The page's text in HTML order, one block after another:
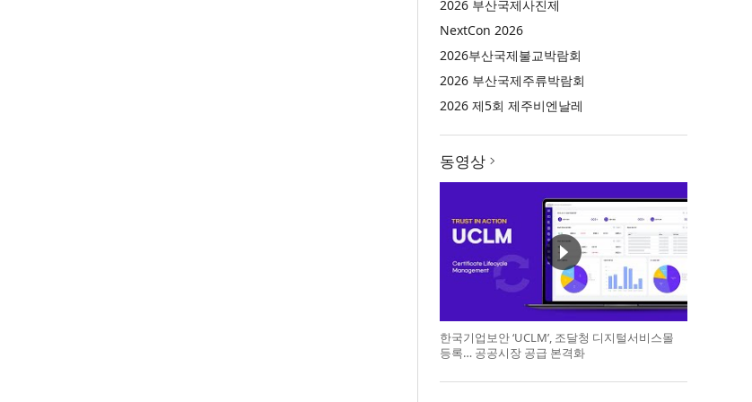
2026 부산국제사진제
NextCon 2026
2026부산국제불교박람회
2026 부산국제주류박람회
2026 제5회 제주비엔날레
동영상
한국기업보안 ‘UCLM’, 조달청 디지털서비스몰
등록… 공공시장 공급 본격화